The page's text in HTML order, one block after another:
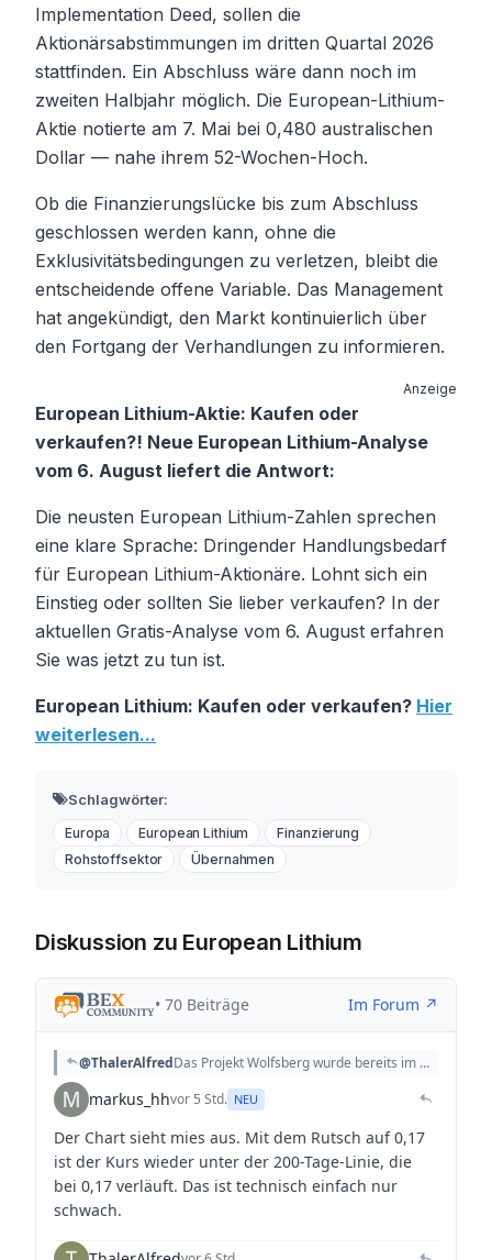
Implementation Deed, sollen die
Aktionärsabstimmungen im dritten Quartal 2026
stattfinden. Ein Abschluss wäre dann noch im
zweiten Halbjahr möglich. Die European-Lithium-
Aktie notierte am 7. Mai bei 0,480 australischen
Dollar — nahe ihrem 52-Wochen-Hoch.
Ob die Finanzierungslücke bis zum Abschluss
geschlossen werden kann, ohne die
Exklusivitätsbedingungen zu verletzen, bleibt die
entscheidende offene Variable. Das Management
hat angekündigt, den Markt kontinuierlich über
den Fortgang der Verhandlungen zu informieren.
Anzeige
European Lithium-Aktie: Kaufen oder
verkaufen?! Neue European Lithium-Analyse
vom 6. August liefert die Antwort:
Die neusten European Lithium-Zahlen sprechen
eine klare Sprache: Dringender Handlungsbedarf
für European Lithium-Aktionäre. Lohnt sich ein
Einstieg oder sollten Sie lieber verkaufen? In der
aktuellen Gratis-Analyse vom 6. August erfahren
Sie was jetzt zu tun ist.
European Lithium: Kaufen oder verkaufen? Hier
weiterlesen...
Schlagwörter:
Europa European Lithium
Finanzierung
Rohstoffsektor
Übernahmen
Diskussion zu European Lithium